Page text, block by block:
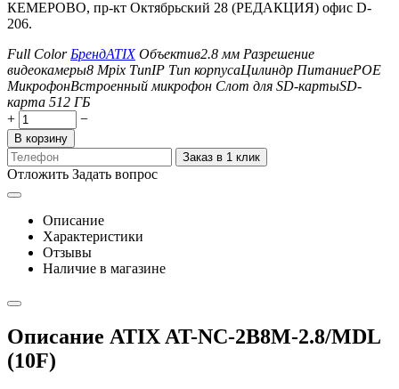
КЕМЕРОВО, пр-кт Октябрьский 28 (РЕДАКЦИЯ) офис D-
206.
Full Color БрендATIX Объектив2.8 мм Разрешение
видеокамеры8 Mpix ТипIP Тип корпусаЦилиндр ПитаниеPOE
МикрофонВстроенный микрофон Слот для SD-картыSD-
карта 512 ГБ
+
−
В корзину
Заказ в 1 клик
Отложить Задать вопрос
Описание
Характеристики
Отзывы
Наличие в магазине
Описание ATIX AT-NC-2B8M-2.8/MDL
(10F)